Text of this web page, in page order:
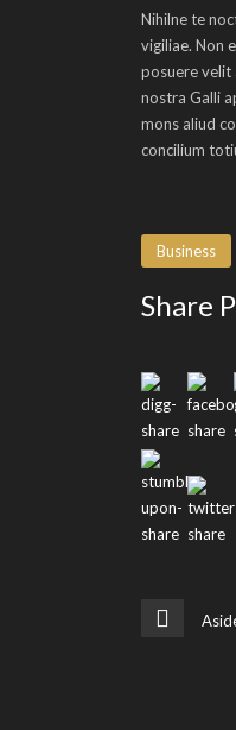
Nihilne te
vigiliae. Non
posuere velit
nostra Galli
mons aliud
concilium
Business
Share